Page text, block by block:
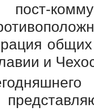
пост-
и